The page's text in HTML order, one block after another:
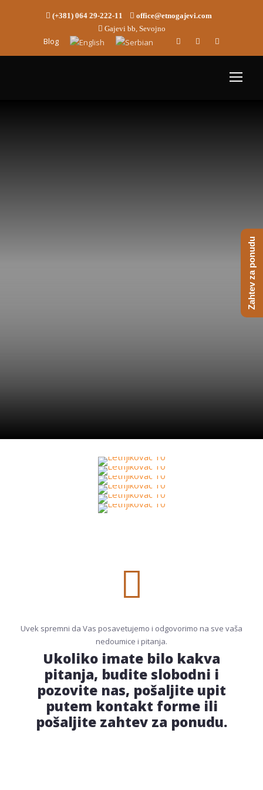
(+381) 064 29-222-11
office@etnogajevi.com
Gajevi bb, Sevojno
Blog
Letnjikovac
Uvek spremni da Vas posavetujemo i odgovorimo na sve vaša
nedoumice i pitanja.
Ukoliko imate bilo kakva
pitanja, budite slobodni i
pozovite nas, pošaljite upit
putem kontakt forme ili
pošaljite zahtev za ponudu.
Zahtev za ponudu